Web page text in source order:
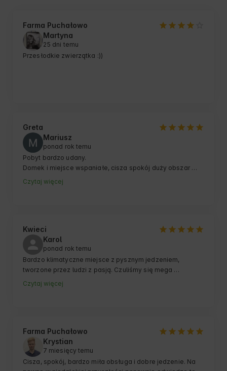
Farma Puchałowo
Martyna
25 dni temu
Przesłodkie zwierzątka :))
Greta
Mariusz
ponad rok temu
Pobyt bardzo udany.
Domek i miejsce wspaniałe, cisza spokój duży obszar
tylko dla siebie.
Czytaj więcej
Kwieci
Karol
ponad rok temu
Bardzo klimatyczne miejsce z pysznym jedzeniem,
tworzone przez ludzi z pasją. Czuliśmy się mega
zaopiekowani i mieliśmy świetną bazę wypadową na
Czytaj więcej
Farma Puchałowo
Krystian
7 miesięcy temu
Cisza, spokój, bardzo miła obsługa i dobre jedzenie. Na